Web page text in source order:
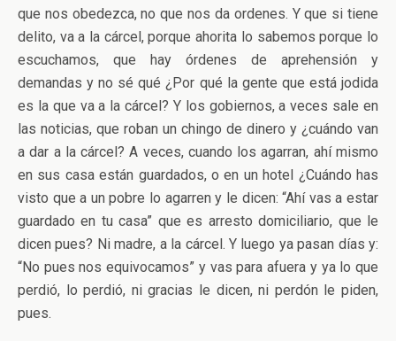
que nos obedezca, no que nos da ordenes. Y que si tiene
delito, va a la cárcel, porque ahorita lo sabemos porque lo
escuchamos, que hay órdenes de aprehensión y
demandas y no sé qué ¿Por qué la gente que está jodida
es la que va a la cárcel? Y los gobiernos, a veces sale en
las noticias, que roban un chingo de dinero y ¿cuándo van
a dar a la cárcel? A veces, cuando los agarran, ahí mismo
en sus casa están guardados, o en un hotel ¿Cuándo has
visto que a un pobre lo agarren y le dicen: “Ahí vas a estar
guardado en tu casa” que es arresto domiciliario, que le
dicen pues? Ni madre, a la cárcel. Y luego ya pasan días y:
“No pues nos equivocamos” y vas para afuera y ya lo que
perdió, lo perdió, ni gracias le dicen, ni perdón le piden,
pues.